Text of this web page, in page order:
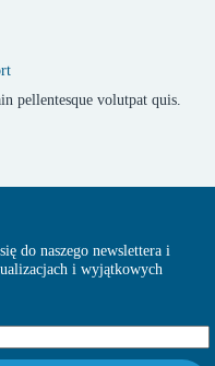
pellentesque volutpat quis.
do naszego newslettera i
i wyjątkowych